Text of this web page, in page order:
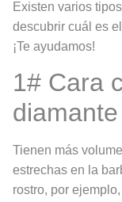
Existen varios
descubrir cuál es
¡Te ayudamos!
1# Cara
diamante
Tienen más
estrechas en la
rostro, por